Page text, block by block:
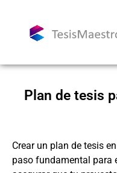
Plan de tesis
Crear un plan de tesis
paso fundamental para